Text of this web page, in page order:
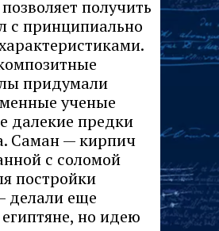
получить
с принципиально
придумали
ученые
далекие предки
Саман — кирпич
с соломой
постройки
делали еще
но идею